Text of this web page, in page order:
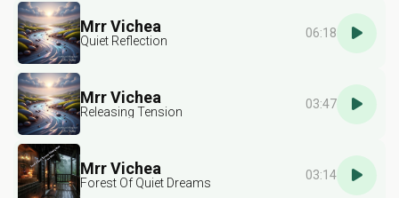
Mrr Vichea
Quiet Reflection
06:18
Mrr Vichea
Releasing Tension
03:47
Mrr Vichea
Forest Of Quiet Dreams
03:14